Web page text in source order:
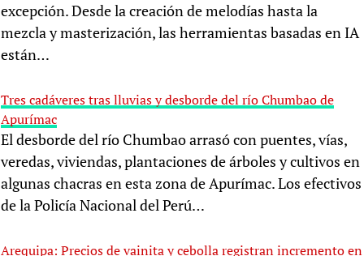
excepción. Desde la creación de melodías hasta la
mezcla y masterización, las herramientas basadas en IA
están…
Tres cadáveres tras lluvias y desborde del río Chumbao de
Apurímac
El desborde del río Chumbao arrasó con puentes, vías,
veredas, viviendas, plantaciones de árboles y cultivos en
algunas chacras en esta zona de Apurímac. Los efectivos
de la Policía Nacional del Perú…
Arequipa: Precios de vainita y cebolla registran incremento en